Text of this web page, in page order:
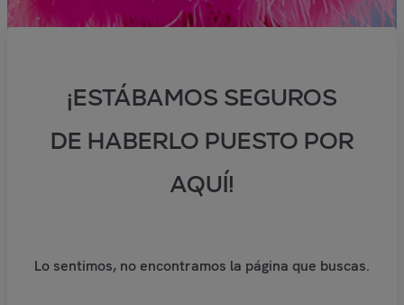
¡ESTÁBAMOS SEGUROS
DE HABERLO PUESTO POR
AQUÍ!
Lo sentimos, no encontramos la página que buscas.